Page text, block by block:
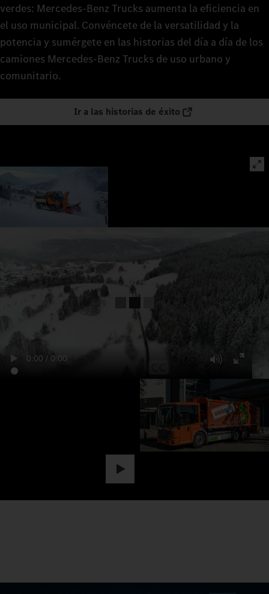
verdes: Mercedes‑Benz Trucks aumenta la eficiencia en
el uso municipal. Convéncete de la versatilidad y la
potencia y sumérgete en las historias del día a día de los
camiones Mercedes‑Benz Trucks de uso urbano y
comunitario.
Ir a las historias de éxito